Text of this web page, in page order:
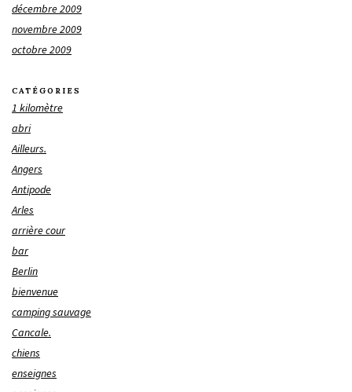
décembre 2009
novembre 2009
octobre 2009
CATÉGORIES
1 kilomètre
abri
Ailleurs.
Angers
Antipode
Arles
arrière cour
bar
Berlin
bienvenue
camping sauvage
Cancale.
chiens
enseignes